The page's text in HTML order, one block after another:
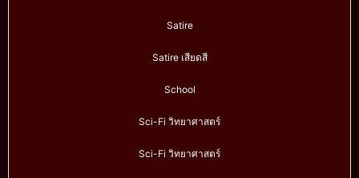
Satire
Satire เสียดสี
School
Sci-Fi วิทยาศาสตร์
Sci-Fi วิทยาศาสตร์